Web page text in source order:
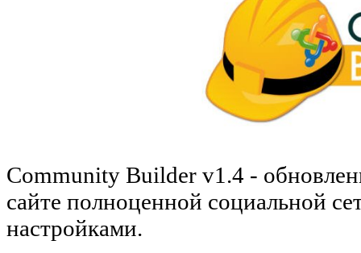
Community Builder v1.4 -
сайте полноценной социальной
настройками.